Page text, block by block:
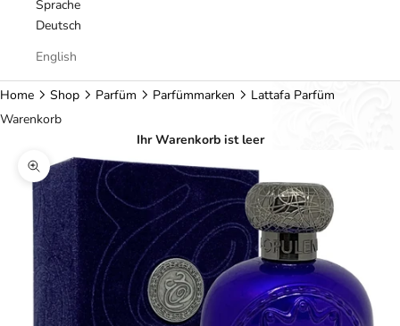
Sprache
Deutsch
English
Home Shop Parfüm Parfümmarken
Lattafa Parfüm
Warenkorb
Ihr Warenkorb ist leer
Bild vergrößern